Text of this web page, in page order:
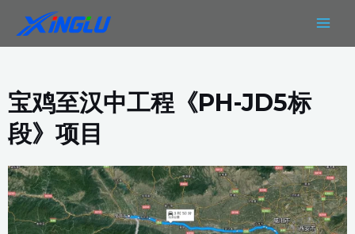
内
宝鸡至汉中工程《PH-JD5标
段》项目